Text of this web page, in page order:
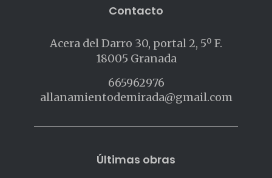
Contacto
Acera del Darro 30, portal 2, 5º F.
18005 Granada
665962976
allanamientodemirada@gmail.com
Últimas obras